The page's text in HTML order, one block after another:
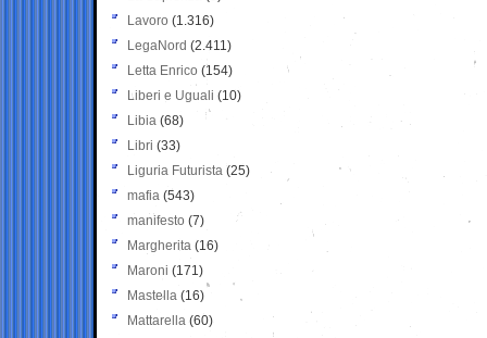
Lavoro (1.316)
LegaNord (2.411)
Letta Enrico (154)
Liberi e Uguali (10)
Libia (68)
Libri (33)
Liguria Futurista (25)
mafia (543)
manifesto (7)
Margherita (16)
Maroni (171)
Mastella (16)
Mattarella (60)